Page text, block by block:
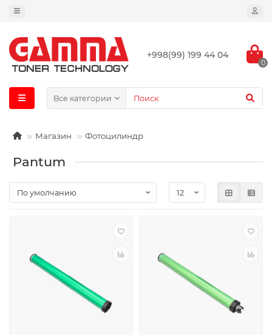
+998(99) 199 44 04
0
Все категории
Магазин Фотоцилиндр
Pantum